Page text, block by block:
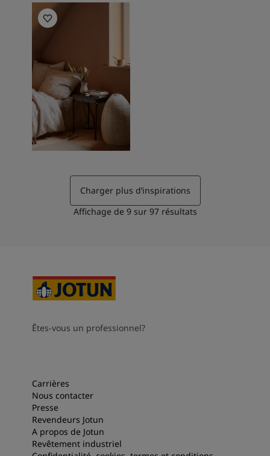
Bedroom inspiration
Charger plus d’inspirations
Affichage de 9sur 97résultats
Êtes-vous un professionnel?
Carrières
Nous contacter
Presse
Revendeurs Jotun
A propos de Jotun
Revêtement industriel